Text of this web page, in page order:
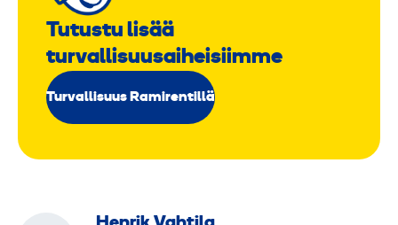
Tutustu lisää
turvallisuusaiheisiimme
Turvallisuus Ramirentillä